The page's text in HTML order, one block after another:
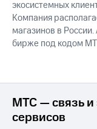
экосистемных
Компания
магазинов в
бирже под кодом
МТС — связь
сервисов